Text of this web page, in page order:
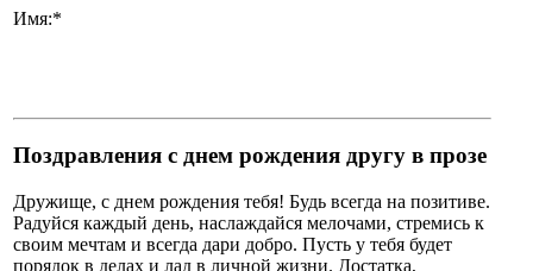
Имя:*
Поздравления с днем рождения другу в прозе
Дружище, с днем рождения тебя! Будь всегда на позитиве.
Радуйся каждый день, наслаждайся мелочами, стремись к
своим мечтам и всегда дари добро. Пусть у тебя будет
порядок в делах и лад в личной жизни. Достатка,